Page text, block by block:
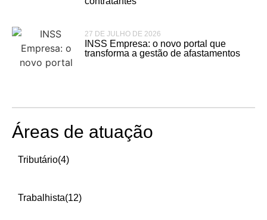
27 DE JULHO DE 2026
INSS Empresa: o novo portal que
transforma a gestão de afastamentos
Áreas de atuação
Tributário(4)
Trabalhista(12)